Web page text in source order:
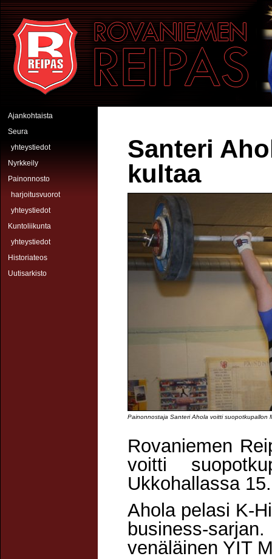
Hyppää pääsisältöön
Rovaniemen Reipas
Ajankohtaista
Seura
yhteystiedot
Nyrkkeily
Painonnosto
harjoitusvuorot
yhteystiedot
Kuntoliikunta
yhteystiedot
Historiateos
Uutisarkisto
Santeri
kultaa
Kuvateksti:
Painonnostaja Santeri Ahola voitti suopotkupallon
Rovaniemen
voitti
Ukkohallassa
Ahola pelasi K-
business-
venäläinen YIT